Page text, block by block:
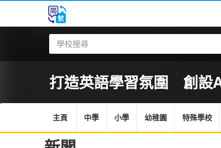
打造英語學習氛圍 創設
主頁 中學 小學 幼稚園 特殊學校